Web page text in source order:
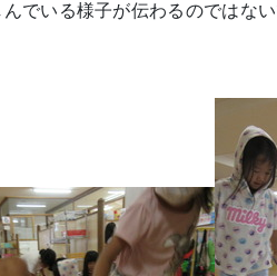
でいる様子が伝わるのではな